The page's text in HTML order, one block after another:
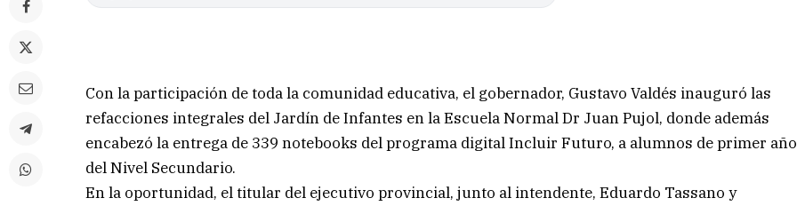
Con la participación de toda la comunidad educativa, el gobernador, Gustavo Valdés inauguró las
refacciones integrales del Jardín de Infantes en la Escuela Normal Dr Juan Pujol, donde además
encabezó la entrega de 339 notebooks del programa digital Incluir Futuro, a alumnos de primer año
del Nivel Secundario.
En la oportunidad, el titular del ejecutivo provincial, junto al intendente, Eduardo Tassano y